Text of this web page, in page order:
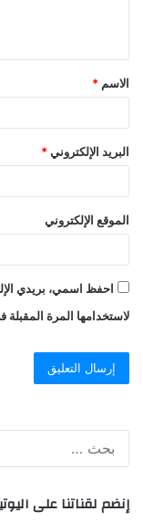
ق
*
الاسم *
البريد الإلكتروني *
الموقع الإلكتروني
احفظ اسمي، بريدي
لاستخدامها المرة المقبلة
إنضم لقناتنا على